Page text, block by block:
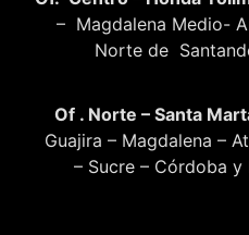
– Magdalena Medio-
Norte de
Of . Norte – Santa
Guajira – Magdalena –
– Sucre – Córdoba